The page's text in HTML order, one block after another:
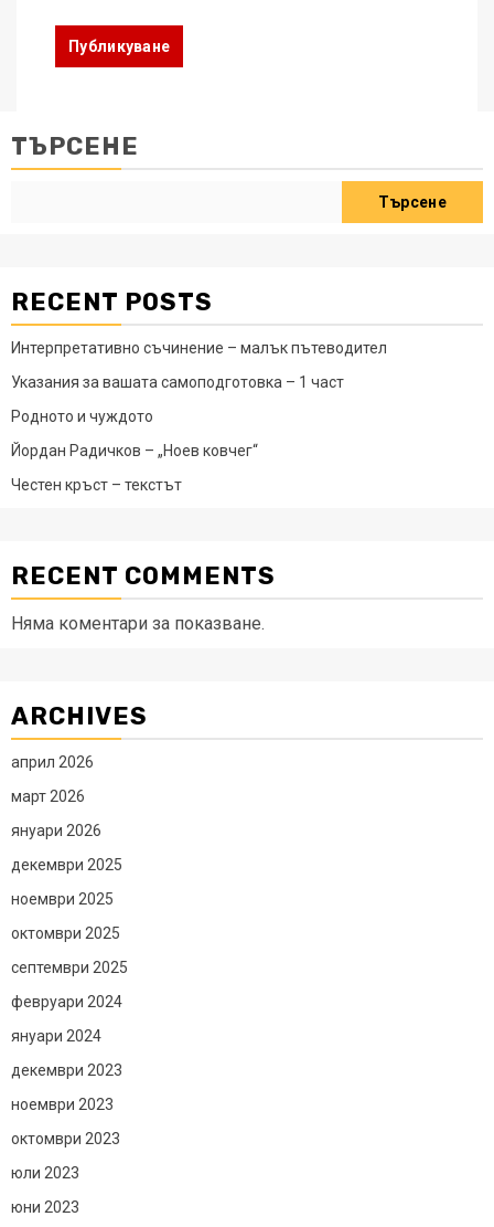
ТЪРСЕНЕ
Търсене
RECENT POSTS
Интерпретативно съчинение – малък пътеводител
Указания за вашата самоподготовка – 1 част
Родното и чуждото
Йордан Радичков – „Ноев ковчег“
Честен кръст – текстът
RECENT COMMENTS
Няма коментари за показване.
ARCHIVES
април 2026
март 2026
януари 2026
декември 2025
ноември 2025
октомври 2025
септември 2025
февруари 2024
януари 2024
декември 2023
ноември 2023
октомври 2023
юли 2023
юни 2023